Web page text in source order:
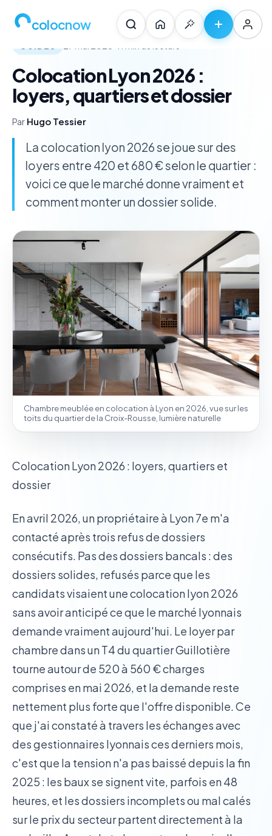
colocnow
Colocation Lyon 2026 : loyers, quartiers et dossier
Colocation Lyon 2026 :
loyers, quartiers et dossier
Par Hugo Tessier
La colocation lyon 2026 se joue sur des
loyers entre 420 et 680 € selon le quartier :
voici ce que le marché donne vraiment et
comment monter un dossier solide.
Chambre meublée en colocation à Lyon en 2026, vue sur les
toits du quartier de la Croix-Rousse, lumière naturelle
Colocation Lyon 2026 : loyers, quartiers et
dossier
En avril 2026, un propriétaire à Lyon 7e m'a
contacté après trois refus de dossiers
consécutifs. Pas des dossiers bancals : des
dossiers solides, refusés parce que les
candidats visaient une colocation lyon 2026
sans avoir anticipé ce que le marché lyonnais
demande vraiment aujourd'hui. Le loyer par
chambre dans un T4 du quartier Guillotière
tourne autour de 520 à 560 € charges
comprises en mai 2026, et la demande reste
nettement plus forte que l'offre disponible. Ce
que j'ai constaté à travers les échanges avec
des gestionnaires lyonnais ces derniers mois,
c'est que la tension n'a pas baissé depuis la fin
2025 : les baux se signent vite, parfois en 48
heures, et les dossiers incomplets ou mal calés
sur le prix du secteur partent directement à la